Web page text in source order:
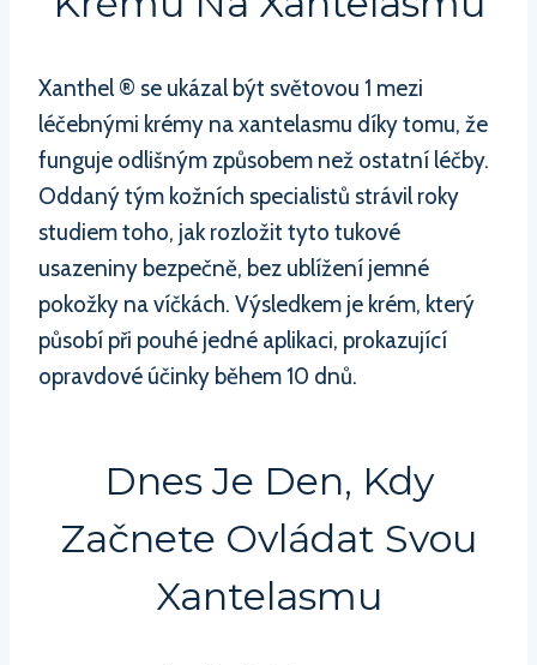
Xanthel ® se ukázal být světovou 1 mezi
léčebnými krémy na xantelasmu díky tomu, že
funguje odlišným způsobem než ostatní léčby.
Oddaný tým kožních specialistů strávil roky
studiem toho, jak rozložit tyto tukové
usazeniny bezpečně, bez ublížení jemné
pokožky na víčkách. Výsledkem je krém, který
působí při pouhé jedné aplikaci, prokazující
opravdové účinky během 10 dnů.
Dnes Je Den, Kdy
Začnete Ovládat Svou
Xantelasmu